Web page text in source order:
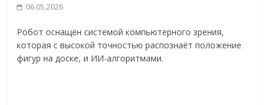
06.05.2026
Робот оснащён системой компьютерного зрения,
которая с высокой точностью распознаёт положение
фигур на доске, и ИИ-алгоритмами.